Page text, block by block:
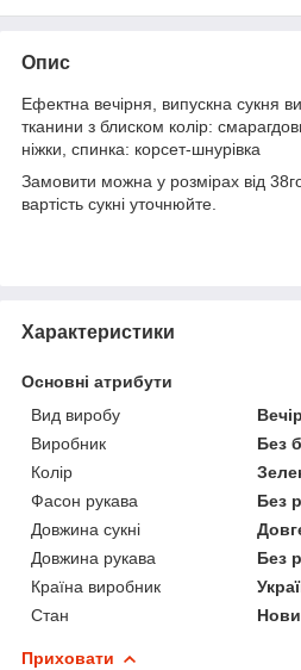
Опис
Ефектна вечірня, випускна сукня
тканини з блиском колір:
ніжки, спинка: корсет-шнурівка
Замовити можна у розмірах від
вартість сукні уточнюйте.
Характеристики
Основні атрибути
Вид виробу
Виробник
Без
Колір
Фасон рукава
Без
Довжина сукні
Довжина рукава
Без
Країна виробник
Стан
Приховати